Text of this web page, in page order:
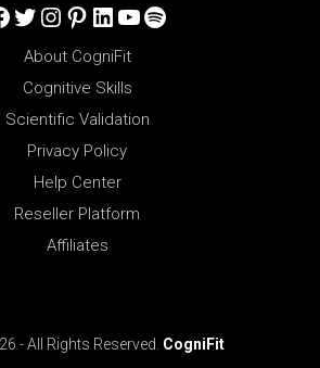
Twitter
Instagram
Pinterest
LinkedIn
YouTube
Spotify
About CogniFit
Cognitive Skills
Scientific Validation
Privacy Policy
Help Center
Reseller Platform
Affiliates
- All Rights Reserved. CogniFit